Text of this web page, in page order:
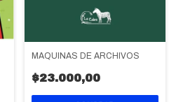
MAQUINAS DE ARCHIVOS
$23.000,00